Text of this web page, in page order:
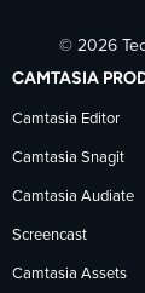
© 2026
CAMTASIA
Camtasia Editor
Camtasia Snagit
Camtasia Audiate
Screencast
Camtasia Assets